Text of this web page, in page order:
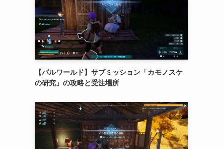
【パルワールド】サブミッション「カモノスケ
の研究」の攻略と受注場所